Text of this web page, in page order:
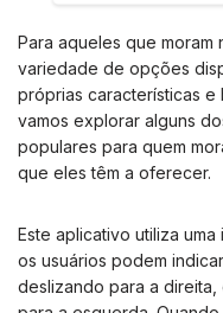
Para aqueles que moram
variedade de opções
próprias características e
vamos explorar alguns
populares para quem
que eles têm a oferecer.
Este aplicativo utiliza
os usuários podem
deslizando para a